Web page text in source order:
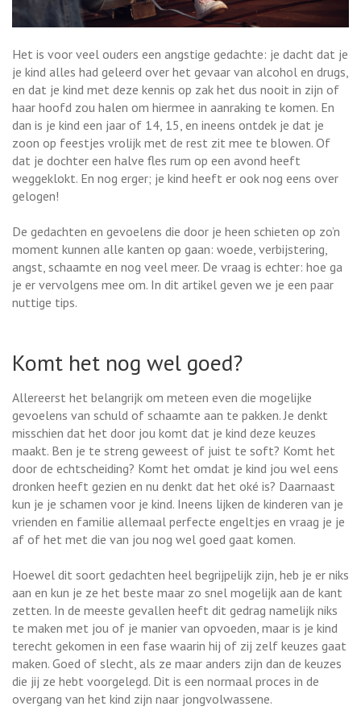
Het is voor veel ouders een angstige gedachte: je dacht dat je
je kind alles had geleerd over het gevaar van alcohol en drugs,
en dat je kind met deze kennis op zak het dus nooit in zijn of
haar hoofd zou halen om hiermee in aanraking te komen. En
dan is je kind een jaar of 14, 15, en ineens ontdek je dat je
zoon op feestjes vrolijk met de rest zit mee te blowen. Of
dat je dochter een halve fles rum op een avond heeft
weggeklokt. En nog erger; je kind heeft er ook nog eens over
gelogen!
De gedachten en gevoelens die door je heen schieten op zo’n
moment kunnen alle kanten op gaan: woede, verbijstering,
angst, schaamte en nog veel meer. De vraag is echter: hoe ga
je er vervolgens mee om. In dit artikel geven we je een paar
nuttige tips.
Komt het nog wel goed?
Allereerst het belangrijk om meteen even die mogelijke
gevoelens van schuld of schaamte aan te pakken. Je denkt
misschien dat het door jou komt dat je kind deze keuzes
maakt. Ben je te streng geweest of juist te soft? Komt het
door de echtscheiding? Komt het omdat je kind jou wel eens
dronken heeft gezien en nu denkt dat het oké is? Daarnaast
kun je je schamen voor je kind. Ineens lijken de kinderen van je
vrienden en familie allemaal perfecte engeltjes en vraag je je
af of het met die van jou nog wel goed gaat komen.
Hoewel dit soort gedachten heel begrijpelijk zijn, heb je er niks
aan en kun je ze het beste maar zo snel mogelijk aan de kant
zetten. In de meeste gevallen heeft dit gedrag namelijk niks
te maken met jou of je manier van opvoeden, maar is je kind
terecht gekomen in een fase waarin hij of zij zelf keuzes gaat
maken. Goed of slecht, als ze maar anders zijn dan de keuzes
die jij ze hebt voorgelegd. Dit is een normaal proces in de
overgang van het kind zijn naar jongvolwassene.